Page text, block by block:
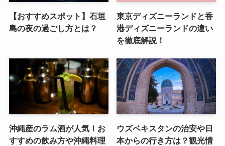
【おすすめスポット】石垣
島の夜の過ごし方とは？
東京ディズニーランドと香
港ディズニーランドの違い
を徹底解説！
沖縄産のラム酒が人気！お
すすめの飲み方や沖縄料理
ウズベキスタンの治安や日
本からの行き方は？観光情